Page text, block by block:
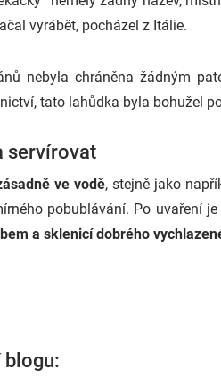
vyrábět, pocházel z Itálie.
nebyla chráněna žádným
tato lahůdka byla bohužel
servírovat
ve vodě, stejně jako
pobublávání. Po uvaření
a sklenicí dobrého
blogu: